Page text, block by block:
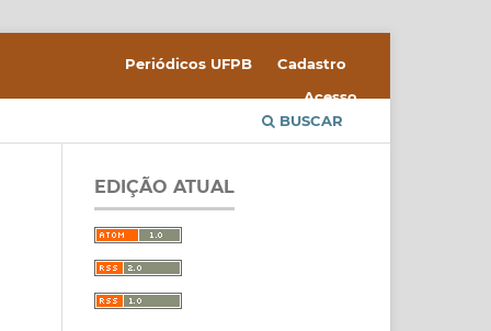
BUSCAR
Periódicos UFPB
Cadastro
Acesso
EDIÇÃO ATUAL